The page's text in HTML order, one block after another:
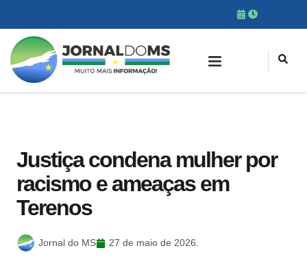
Justiça condena mulher por
racismo e ameaças em
Terenos
Jornal do MS 27 de maio de 2026.